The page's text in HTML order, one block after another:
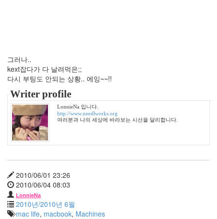
그러나..
kext잡다가 다 날려먹은;;
다시 부팅도 안되는 상황.. 에잉~~!!
Writer profile
LonnieNa 입니다.
http://www.needlworks.org
여러분과 나의 세상에 바라보는 시선을 달리합니다.
2010/06/01 23:26
2010/06/04 08:03
LonnieNa
2010년/2010년 6월
mac life, macbook, Machines
개
SNS
진
상
환
과
거
어
디